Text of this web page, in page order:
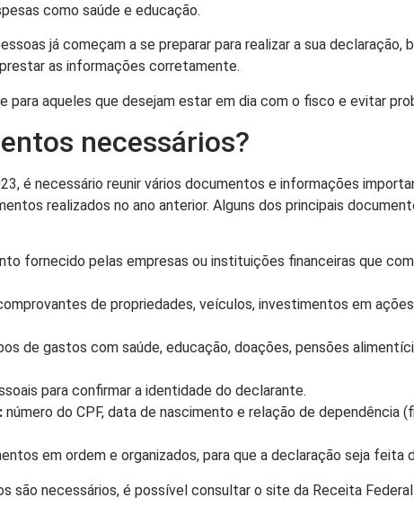
como saúde e educação.
já começam a se preparar para realizar a sua declaração,
as informações corretamente.
aqueles que desejam estar em dia com o fisco e evitar
necessários?
é necessário reunir vários documentos e informações
realizados no ano anterior. Alguns dos principais
fornecido pelas empresas ou instituições financeiras que
de propriedades, veículos, investimentos em
de gastos com saúde, educação, doações, pensões
para confirmar a identidade do declarante.
número do CPF, data de nascimento e relação de dependência
em ordem e organizados, para que a declaração seja feita
são necessários, é possível consultar o site da Receita